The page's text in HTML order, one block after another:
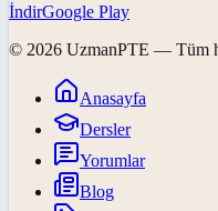
İndirGoogle Play
© 2026 UzmanPTE — Tüm
Anasayfa
Dersler
Yorumlar
Blog